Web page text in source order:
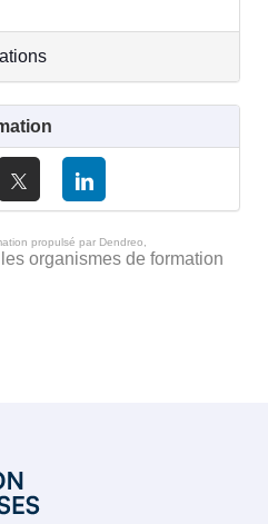
propulsé par Dendreo,
organismes de formation